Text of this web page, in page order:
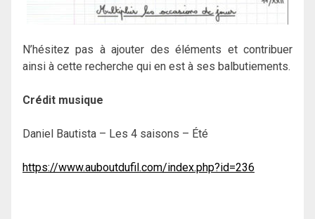
N’hésitez pas à ajouter des éléments et contribuer
ainsi à cette recherche qui en est à ses balbutiements.
Crédit musique
Daniel Bautista – Les 4 saisons – Été
https://www.auboutdufil.com/index.php?id=236